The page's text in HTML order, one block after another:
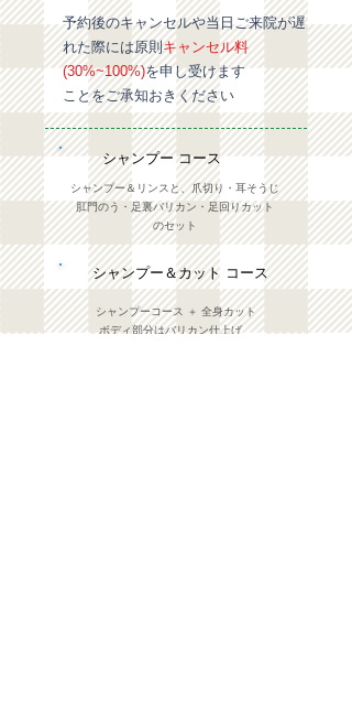
予約後のキャンセルや当日ご来院が遅
れた際には原則キャンセル料
(30%~100%)を申し受けます
ことをご承知おきください
シャンプー コース
シャンプー＆リンスと、爪切り・耳そうじ
肛門のう・足裏バリカン・足回りカット
のセット
シャンプー＆カット コース
シャンプーコース ＋ 全身カット
ボディ部分はバリカン仕上げ